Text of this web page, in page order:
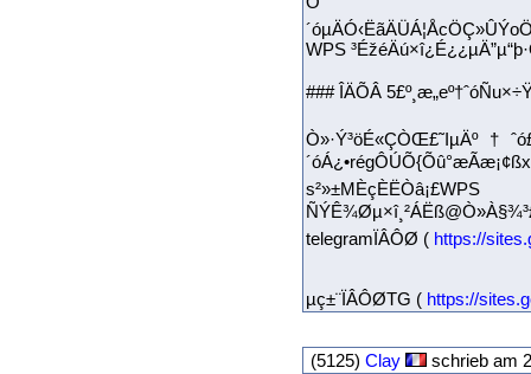
WPS
### ÎÄÕÂ
s²»±MÈçÈËÒâ¡£WPS
telegramÏÂÔØ ( https://
µç±¨ÏÂÔØTG ( https://
(5125) Clay
schrieb am